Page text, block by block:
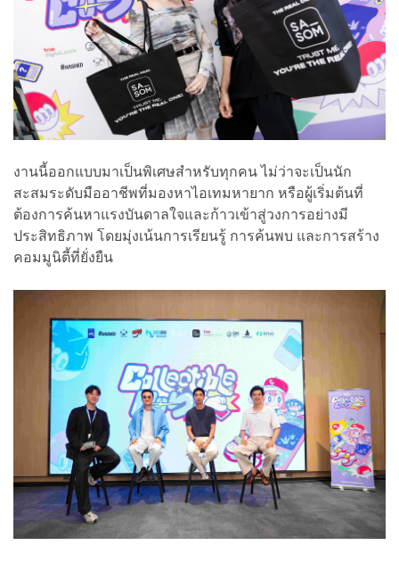
งานนี้ออกแบบมาเป็นพิเศษสำหรับทุกคน ไม่ว่าจะเป็นนัก
สะสมระดับมืออาชีพที่มองหาไอเทมหายาก หรือผู้เริ่มต้นที่
ต้องการค้นหาแรงบันดาลใจและก้าวเข้าสู่วงการอย่างมี
ประสิทธิภาพ โดยมุ่งเน้นการเรียนรู้ การค้นพบ และการสร้าง
คอมมูนิตี้ที่ยั่งยืน